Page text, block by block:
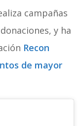
campañas
y ha
Recon
de mayor